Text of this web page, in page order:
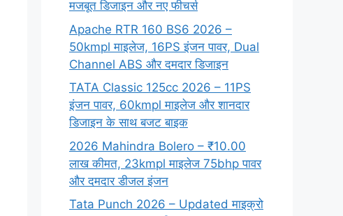
मजबूत डिजाइन और नए फीचर्स
Apache RTR 160 BS6 2026 –
50kmpl माइलेज, 16PS इंजन पावर, Dual
Channel ABS और दमदार डिजाइन
TATA Classic 125cc 2026 – 11PS
इंजन पावर, 60kmpl माइलेज और शानदार
डिजाइन के साथ बजट बाइक
2026 Mahindra Bolero – ₹10.00
लाख कीमत, 23kmpl माइलेज 75bhp पावर
और दमदार डीजल इंजन
Tata Punch 2026 – Updated माइक्रो